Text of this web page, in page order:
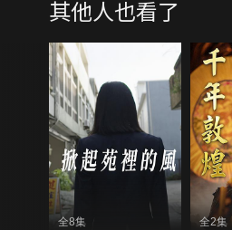
其他人也看了
全8集 全2集